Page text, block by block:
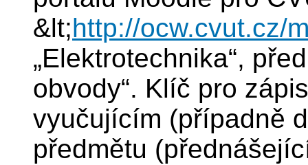
&lt;http://ocw.cvut.cz/
„Elektrotechnika“,
obvody“. Klíč pro
vyučujícím (případně
předmětu